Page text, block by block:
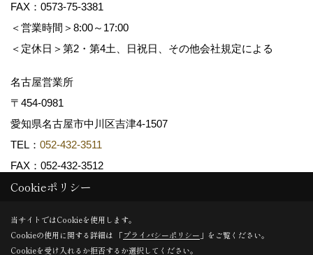
FAX：0573-75-3381
＜営業時間＞8:00～17:00
＜定休日＞第2・第4土、日祝日、その他会社規定による
名古屋営業所
〒454-0981
愛知県名古屋市中川区吉津4-1507
TEL： 052-432-3511
FAX：052-432-3512
Copyright (c) 共和木材工業株式会社. All Rights Reserved.
Produced byゴデスクリエイト
Cookieポリシー
当サイトではCookieを使用します。
Cookieの使用に関する詳細は 「プライバシーポリシー 」をご覧ください。
Cookieを受け入れるか拒否するか選択してください。